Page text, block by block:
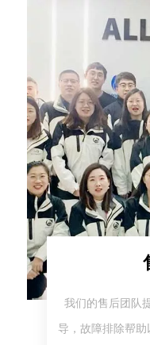
我们的售后团队
导，故障排除帮